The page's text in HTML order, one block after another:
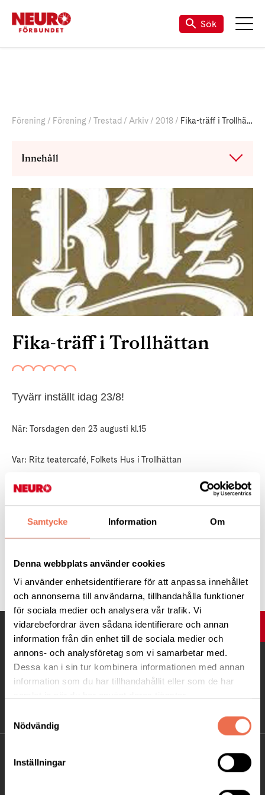
Samtycke Information Om
Denna webbplats använder cookies
Vi använder enhetsidentifierare för att anpassa innehållet
och annonserna till användarna, tillhandahålla funktioner
för sociala medier och analysera vår trafik. Vi
vidarebefordrar även sådana identifierare och annan
information från din enhet till de sociala medier och
annons- och analysföretag som vi samarbetar med.
Dessa kan i sin tur kombinera informationen med annan
information som du har tillhandahållit eller som de har
Nödvändig
Inställningar
Sök
Förening Förening Trestad Arkiv 2018 Fika-träff i Trollhättan
Innehåll
Fika-träff i Trollhättan
Tyvärr inställt idag 23/8!
När: Torsdagen den 23 augusti kl.15
Var: Ritz teatercafé, Folkets Hus i Trollhättan
Om vädret tillåter, så sitter vi på ute.
Hjärtligt välkomna!